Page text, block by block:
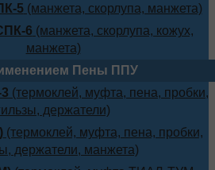
5 (манжета, скорлупа, манжета)
6 (манжета, скорлупа, кожух,
манжета)
Пены ППУ
(термоклей, муфта, пена, пробки,
держатели)
(термоклей, муфта, пена, пробки,
держатели, манжета)